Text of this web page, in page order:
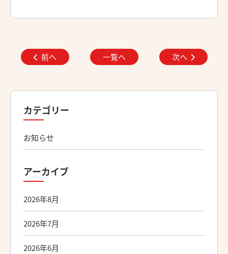
前へ 一覧へ 次へ
カテゴリー
お知らせ
アーカイブ
2026年8月
2026年7月
2026年6月